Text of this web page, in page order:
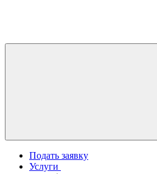
Подать заявку
Услуги